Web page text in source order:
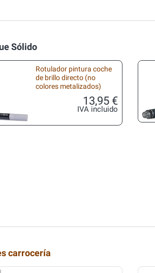
Sólido
Rotulador pintura coche
de brillo directo (no
colores metalizados)
13,95 €
IVA incluido
carrocería